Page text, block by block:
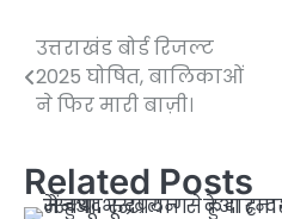
Post
navigation
उत्तराखंड बोर्ड रिजल्ट
2025 घोषित, बालिकाओं
ने फिर मारी बाज़ी।
Related Posts